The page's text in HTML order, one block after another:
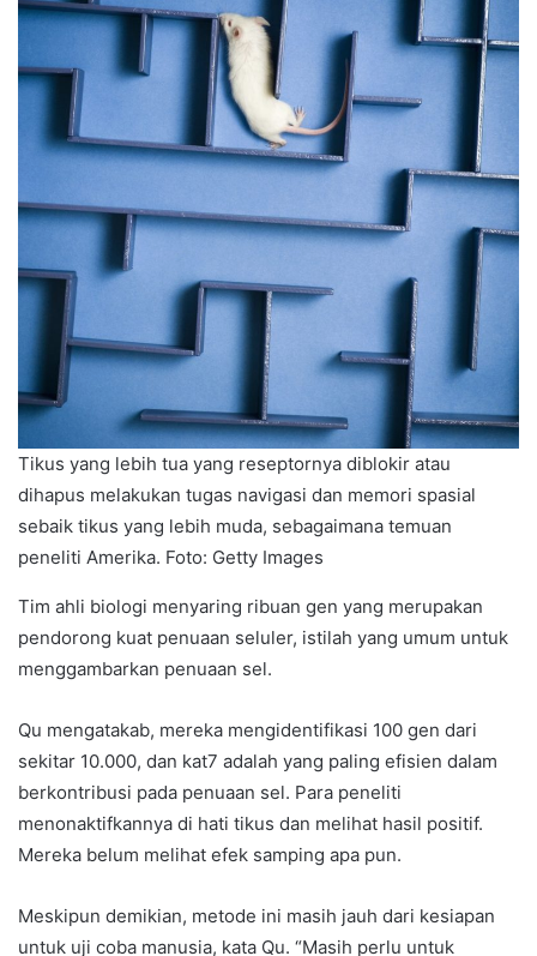
Tikus yang lebih tua yang reseptornya diblokir atau
dihapus melakukan tugas navigasi dan memori spasial
sebaik tikus yang lebih muda, sebagaimana temuan
peneliti Amerika. Foto: Getty Images
Tim ahli biologi menyaring ribuan gen yang merupakan
pendorong kuat penuaan seluler, istilah yang umum untuk
menggambarkan penuaan sel.
Qu mengatakab, mereka mengidentifikasi 100 gen dari
sekitar 10.000, dan kat7 adalah yang paling efisien dalam
berkontribusi pada penuaan sel. Para peneliti
menonaktifkannya di hati tikus dan melihat hasil positif.
Mereka belum melihat efek samping apa pun.
Meskipun demikian, metode ini masih jauh dari kesiapan
untuk uji coba manusia, kata Qu. “Masih perlu untuk